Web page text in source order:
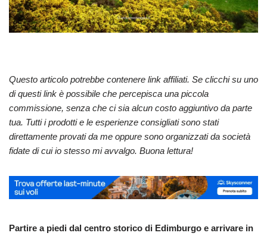
Questo articolo potrebbe contenere link affiliati. Se clicchi su uno
di questi link è possibile che percepisca una piccola
commissione, senza che ci sia alcun costo aggiuntivo da parte
tua. Tutti i prodotti e le esperienze consigliati sono stati
direttamente provati da me oppure sono organizzati da società
fidate di cui io stesso mi avvalgo. Buona lettura!
Partire a piedi dal centro storico di Edimburgo e arrivare in